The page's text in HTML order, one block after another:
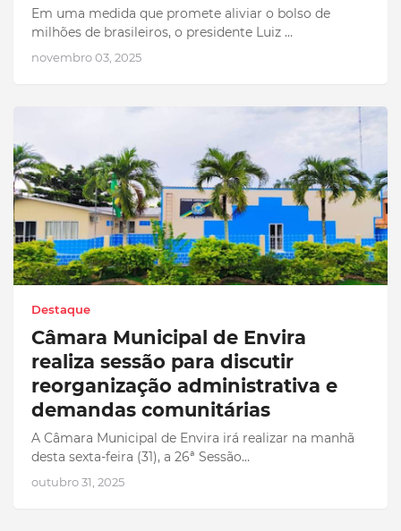
Em uma medida que promete aliviar o bolso de
milhões de brasileiros, o presidente Luiz …
novembro 03, 2025
Destaque
Câmara Municipal de Envira
realiza sessão para discutir
reorganização administrativa e
demandas comunitárias
A Câmara Municipal de Envira irá realizar na manhã
desta sexta-feira (31), a 26ª Sessão…
outubro 31, 2025